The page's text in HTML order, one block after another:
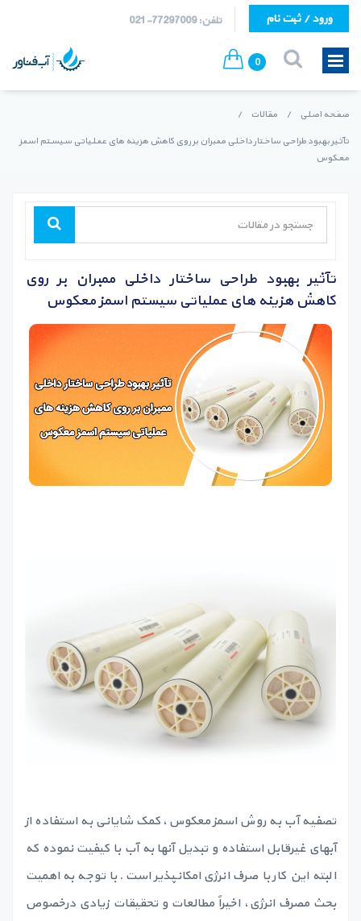
تلفن: 77297009-021 ورود / ثبت نام
0
صفحه اصلی / مقالات
/
تآثیر بهبود طراحی ساختار داخلی ممبران بر روی کاهش هزینه های عملیاتی سیستم اسمز
معکوس
تآثیر بهبود طراحی ساختار داخلی ممبران بر روی
کاهش هزینه های عملیاتی سیستم اسمز معکوس
تصفیه آب به روش اسمز معکوس، کمک شایانی به استفاده از
آبهای غیرقابل استفاده و تبدیل آنها به آب با کیفیت نموده که
البته این کار با صرف انرژی امکانپذیر است. با توجه به اهمیت
بحث مصرف انرژی، اخیراً مطالعات و تحقیقات زیادی درخصوص